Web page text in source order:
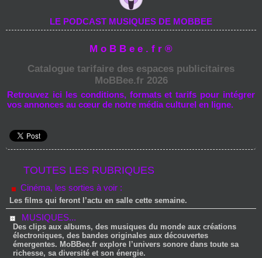
LE PODCAST MUSIQUES DE MOBBEE
M o B B e e . f r ®
Catalogue tarifaire des espaces publicitaires
MoBBee.fr 2026
Retrouvez ici les conditions, formats et tarifs pour intégrer
vos annonces au cœur de notre média culturel en ligne.
TOUTES LES RUBRIQUES
Cinéma, les sorties à voir :
Les films qui feront l’actu en salle cette semaine.
MUSIQUES...
Des clips aux albums, des musiques du monde aux créations
électroniques, des bandes originales aux découvertes
émergentes. MoBBee.fr explore l’univers sonore dans toute sa
richesse, sa diversité et son énergie.